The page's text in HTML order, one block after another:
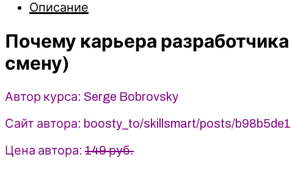
разработчика
полной
занятостью
умирает
что
ей
на
смену)
Описание
Почему карьера
смену)
Автор курса: Serge Bobrovsky
Сайт автора: boosty_to/skillsmart/posts/
Цена автора: 149 руб.